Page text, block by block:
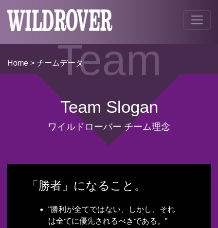
Home > チームデータTeam
Team Slogan
ワイルドローバー チーム理念
「勝者」になること。
“勝利が全てではない、しかし、それ
は全てに優先されるべきである。”